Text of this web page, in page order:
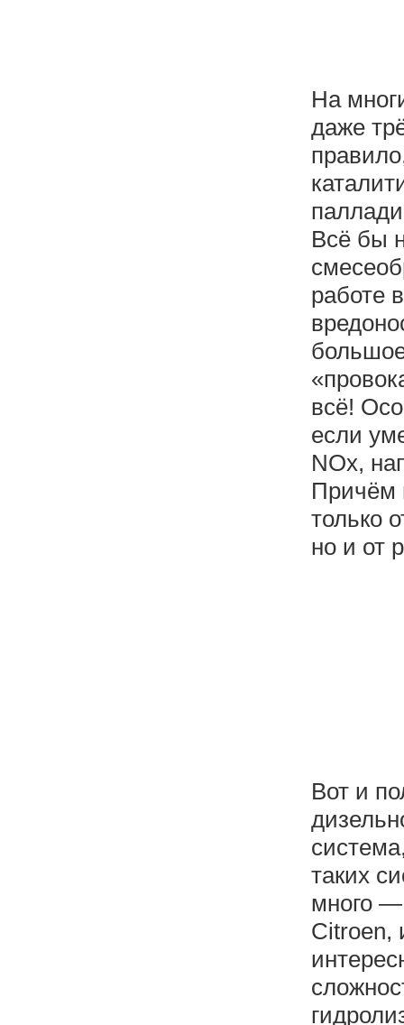
На
даже
Всё бы
работе
всё!
если
NOx,
Причём
только
но и от
Вот и
таких
много —
Citroen,